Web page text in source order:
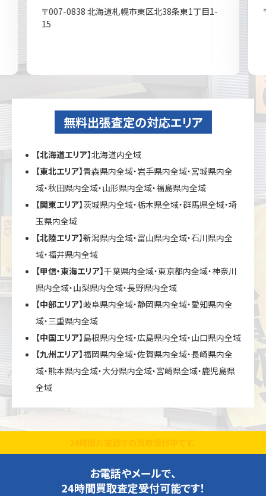
〒007-0838 北海道札幌市東区北38条東1丁目1-
15
無料出張査定の対応エリア
【北海道エリア】北海道内全域
【東北エリア】青森県内全域・岩手県内全域・宮城県内全
域・秋田県内全域・山形県内全域・福島県内全域
【関東エリア】茨城県内全域・栃木県全域・群馬県全域・埼
玉県内全域
【北陸エリア】新潟県内全域・富山県内全域・石川県内全
域・福井県内全域
【甲信・東海エリア】千葉県内全域・東京都内全域・神奈川
県内全域・山梨県内全域・長野県内全域
【中部エリア】岐阜県内全域・静岡県内全域・愛知県内全
域・三重県内全域
【中国エリア】島根県内全域・広島県内全域・山口県内全域
【九州エリア】福岡県内全域・佐賀県内全域・長崎県内全
域・熊本県内全域・大分県内全域・宮崎県全域・鹿児島県
全域
お電話やメールで、
24時間買取査定受付可能です！